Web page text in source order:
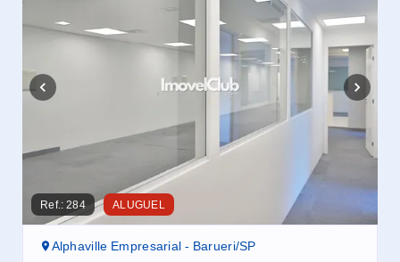
Ref.:284 ALUGUEL
Alphaville Empresarial - Barueri/SP